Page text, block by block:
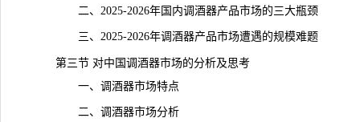
二、2025-2026年国内调酒器产品市场的三大瓶颈
三、2025-2026年调酒器产品市场遭遇的规模难题
第三节 对中国调酒器市场的分析及思考
一、调酒器市场特点
二、调酒器市场分析